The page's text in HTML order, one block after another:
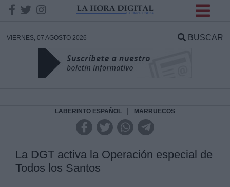
VIERNES, 07 AGOSTO 2026 BUSCAR
LABERINTO ESPAÑOL MARRUECOS
La DGT activa la Operación especial de
Todos los Santos
DATOS
Responsable: